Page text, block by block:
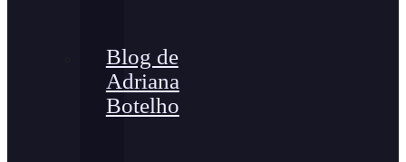
Blog de
Adriana
Botelho